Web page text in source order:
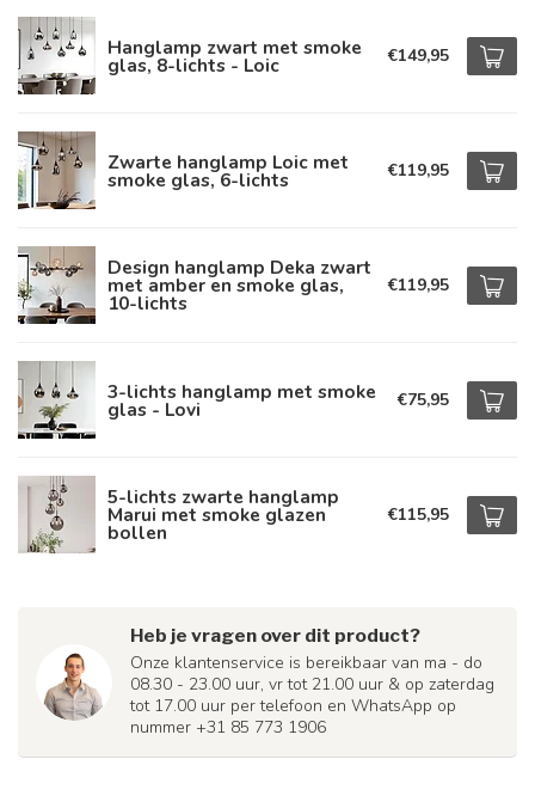
Hanglamp zwart met smoke
glas, 8-lichts - Loic €149,95
Zwarte hanglamp Loic met
smoke glas, 6-lichts €119,95
Design hanglamp Deka zwart
met amber en smoke glas,
10-lichts
€119,95
3-lichts hanglamp met smoke
glas - Lovi €75,95
5-lichts zwarte hanglamp
Marui met smoke glazen
bollen
€115,95
Heb je vragen over dit product?
Onze klantenservice is bereikbaar van ma - do
08.30 - 23.00 uur, vr tot 21.00 uur & op zaterdag
tot 17.00 uur per telefoon en WhatsApp op
nummer +31 85 773 1906